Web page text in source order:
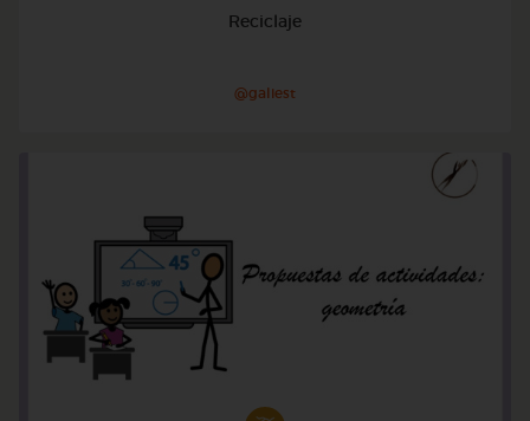
Reciclaje
@galiest